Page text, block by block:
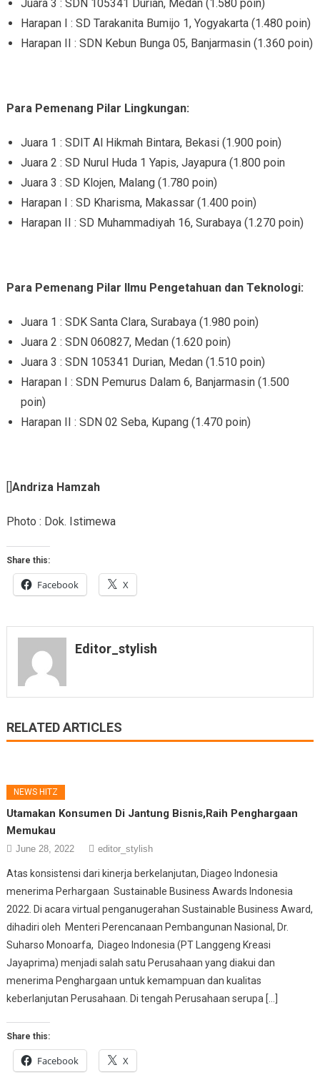
Juara 3 : SDN 105341 Durian, Medan (1.580 poin)
Harapan I : SD Tarakanita Bumijo 1, Yogyakarta (1.480 poin)
Harapan II : SDN Kebun Bunga 05, Banjarmasin (1.360 poin)
Para Pemenang Pilar Lingkungan:
Juara 1 : SDIT Al Hikmah Bintara, Bekasi (1.900 poin)
Juara 2 : SD Nurul Huda 1 Yapis, Jayapura (1.800 poin
Juara 3 : SD Klojen, Malang (1.780 poin)
Harapan I : SD Kharisma, Makassar (1.400 poin)
Harapan II : SD Muhammadiyah 16, Surabaya (1.270 poin)
Para Pemenang Pilar Ilmu Pengetahuan dan Teknologi:
Juara 1 : SDK Santa Clara, Surabaya (1.980 poin)
Juara 2 : SDN 060827, Medan (1.620 poin)
Juara 3 : SDN 105341 Durian, Medan (1.510 poin)
Harapan I : SDN Pemurus Dalam 6, Banjarmasin (1.500
poin)
Harapan II : SDN 02 Seba, Kupang (1.470 poin)
[]Andriza Hamzah
Photo : Dok. Istimewa
Share this:
Facebook X
Editor_stylish
RELATED ARTICLES
NEWS HITZ
Utamakan Konsumen Di Jantung Bisnis,Raih Penghargaan
Memukau
June 28, 2022 editor_stylish
Atas konsistensi dari kinerja berkelanjutan, Diageo Indonesia
menerima Perhargaan Sustainable Business Awards Indonesia
2022. Di acara virtual penganugerahan Sustainable Business Award,
dihadiri oleh Menteri Perencanaan Pembangunan Nasional, Dr.
Suharso Monoarfa, Diageo Indonesia (PT Langgeng Kreasi
Jayaprima) menjadi salah satu Perusahaan yang diakui dan
menerima Penghargaan untuk kemampuan dan kualitas
keberlanjutan Perusahaan. Di tengah Perusahaan serupa […]
Share this:
Facebook X